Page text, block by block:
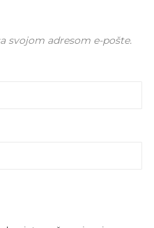
svojom adresom e-pošte.